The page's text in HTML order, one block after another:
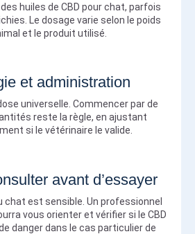
huiles de CBD pour chat, parfois
Le dosage varie selon le poids
et le produit utilisé.
et administration
universelle. Commencer par de
reste la règle, en ajustant
si le vétérinaire le valide.
avant d’essayer
chat est sensible. Un professionnel
vous orienter et vérifier si le CBD
danger dans le cas particulier de